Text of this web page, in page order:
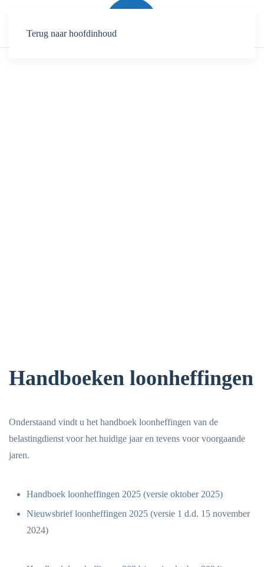
Terug naar hoofdinhoud
Handboeken loonheffingen
Onderstaand vindt u het handboek loonheffingen van de
belastingdienst voor het huidige jaar en tevens voor voorgaande
jaren.
Handboek loonheffingen 2025 (versie oktober 2025)
Nieuwsbrief loonheffingen 2025 (versie 1 d.d. 15 november
2024)